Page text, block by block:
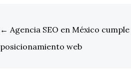
← Agencia SEO en México
posicionamiento web